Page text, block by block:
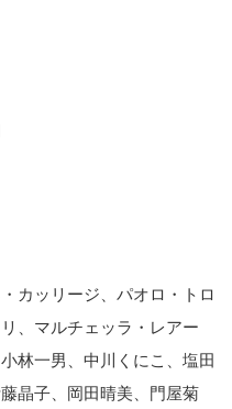
カッリージ、パオロ・トロ
、マルチェッラ・レアー
林一男、中川くにこ、塩田
晶子、岡田晴美、門屋菊